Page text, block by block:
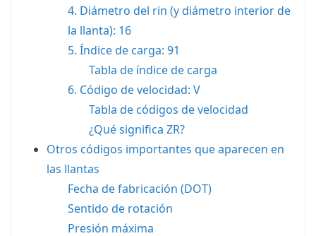
4. Diámetro del rin (y diámetro interior de
la llanta): 16
5. Índice de carga: 91
Tabla de índice de carga
6. Código de velocidad: V
Tabla de códigos de velocidad
¿Qué significa ZR?
Otros códigos importantes que aparecen en
las llantas
Fecha de fabricación (DOT)
Sentido de rotación
Presión máxima